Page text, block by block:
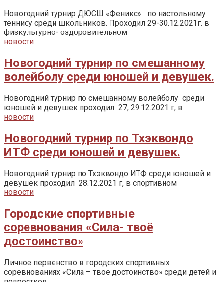
Новогодний турнир ДЮСШ «Феникс» по настольному
теннису среди школьников. Проходил 29-30.12.2021г. в
физкультурно- оздоровительном
новости
Новогодний турнир по смешанному
волейболу среди юношей и девушек.
Новогодний турнир по смешанному волейболу среди
юношей и девушек проходил 27, 29.12.2021 г, в
новости
Новогодний турнир по Тхэквондо
ИТФ среди юношей и девушек.
Новогодний турнир по Тхэквондо ИТФ среди юношей и
девушек проходил 28.12.2021 г, в спортивном
новости
Городские спортивные
соревнования «Сила- твоё
достоинство»
Личное первенство в городских спортивных
соревнованиях «Сила – твое достоинство» среди детей и